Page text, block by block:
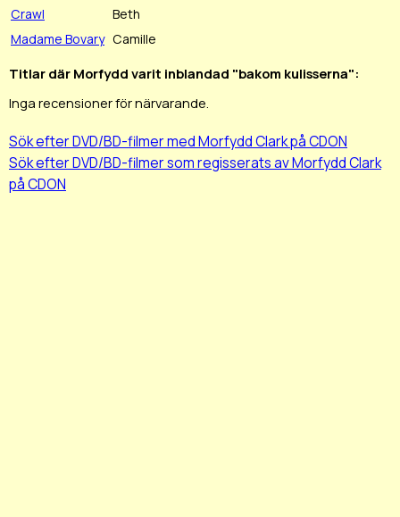
Crawl
Beth
Madame Bovary Camille
Titlar där Morfydd varit inblandad "bakom kulisserna":
Inga recensioner för närvarande.
Sök efter DVD/BD-filmer med Morfydd Clark på CDON
Sök efter DVD/BD-filmer som regisserats av Morfydd Clark
på CDON